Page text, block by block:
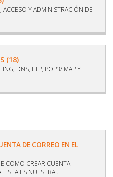
ACCESO Y ADMINISTRACIÓN DE
(18)
DNS, FTP, POP3/IMAP Y
DE CORREO EN EL
COMO CREAR CUENTA
ESTA ES NUESTRA...